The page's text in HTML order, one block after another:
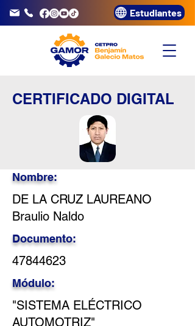
3320072 Estudiantes
CERTIFICADO DIGITAL
Nombre:
DE LA CRUZ LAUREANO
Braulio Naldo
Documento:
47844623
Módulo:
"SISTEMA ELÉCTRICO
AUTOMOTRIZ"